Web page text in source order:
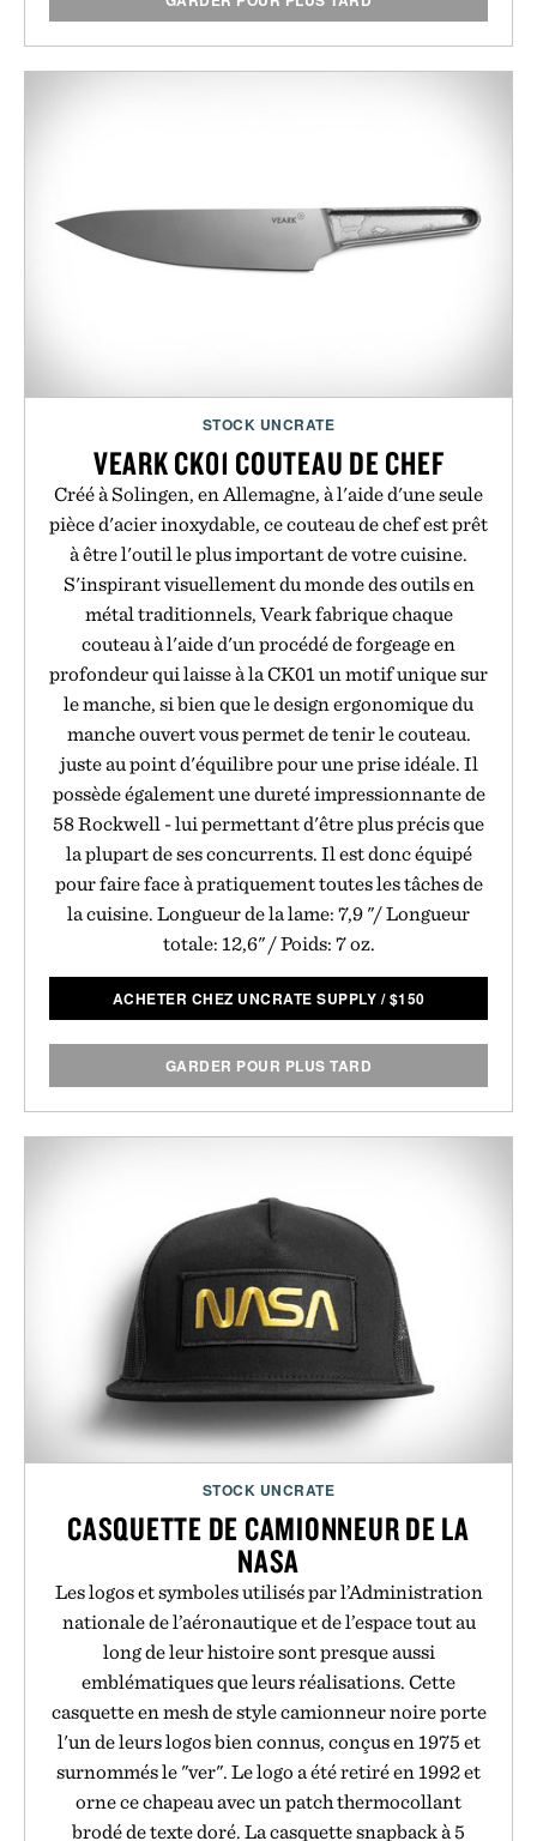
STOCK UNCRATE
VEARK CK01 COUTEAU DE CHEF
Créé à Solingen, en Allemagne, à l'aide d'une seule
pièce d'acier inoxydable, ce couteau de chef est prêt
à être l'outil le plus important de votre cuisine.
S'inspirant visuellement du monde des outils en
métal traditionnels, Veark fabrique chaque
couteau à l'aide d'un procédé de forgeage en
profondeur qui laisse à la CK01 un motif unique sur
le manche, si bien que le design ergonomique du
manche ouvert vous permet de tenir le couteau.
juste au point d'équilibre pour une prise idéale. Il
possède également une dureté impressionnante de
58 Rockwell - lui permettant d'être plus précis que
la plupart de ses concurrents. Il est donc équipé
pour faire face à pratiquement toutes les tâches de
la cuisine. Longueur de la lame: 7,9 "/ Longueur
totale: 12,6" / Poids: 7 oz.
ACHETER CHEZ UNCRATE SUPPLY /$150
GARDER POUR PLUS TARD
STOCK UNCRATE
CASQUETTE DE CAMIONNEUR DE LA
NASA
Les logos et symboles utilisés par l’Administration
nationale de l’aéronautique et de l’espace tout au
long de leur histoire sont presque aussi
emblématiques que leurs réalisations. Cette
casquette en mesh de style camionneur noire porte
l'un de leurs logos bien connus, conçus en 1975 et
surnommés le "ver". Le logo a été retiré en 1992 et
orne ce chapeau avec un patch thermocollant
brodé de texte doré. La casquette snapback à 5